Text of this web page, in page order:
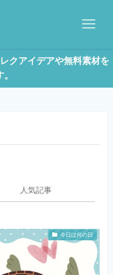
クアイデアや無料素材を
人気記事
今日は何の日